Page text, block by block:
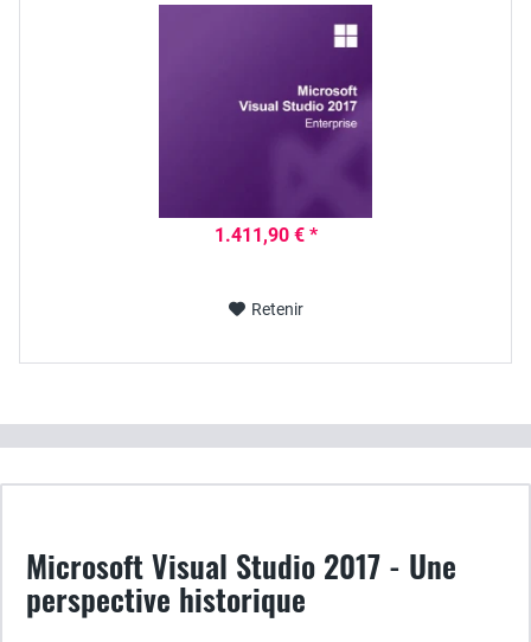
1.411,90 € *
Retenir
Microsoft Visual Studio 2017 - Une
perspective historique